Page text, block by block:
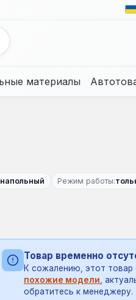
материалы
напольный Режим работы:
Товар временно
К сожалению, этот товар
похожие модели ,
обратитесь к менеджеру.